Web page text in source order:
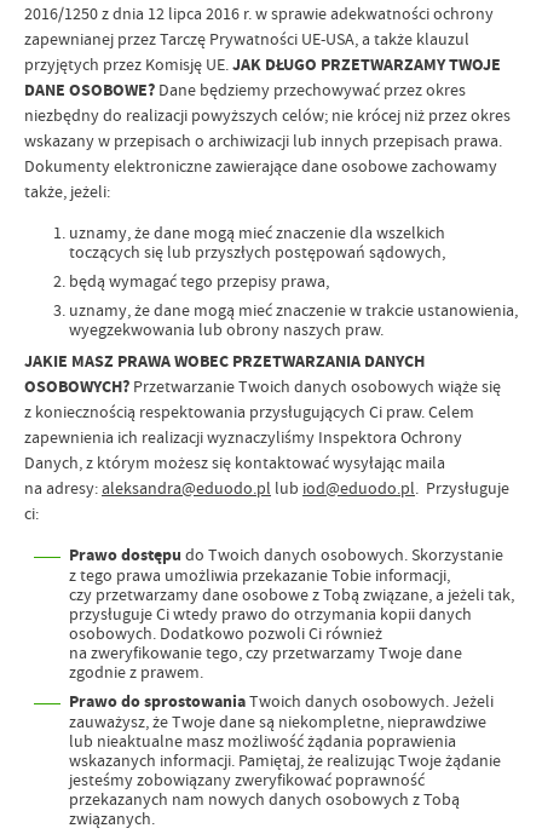
2016/1250 z dnia 12 lipca 2016 r. w sprawie adekwatności ochrony
zapewnianej przez Tarczę Prywatności UE-USA, a także klauzul
przyjętych przez Komisję UE. JAK DŁUGO PRZETWARZAMY TWOJE
DANE OSOBOWE? Dane będziemy przechowywać przez okres
niezbędny do realizacji powyższych celów; nie krócej niż przez okres
wskazany w przepisach o archiwizacji lub innych przepisach prawa.
Dokumenty elektroniczne zawierające dane osobowe zachowamy
także, jeżeli:
uznamy, że dane mogą mieć znaczenie dla wszelkich
toczących się lub przyszłych postępowań sądowych,
będą wymagać tego przepisy prawa,
uznamy, że dane mogą mieć znaczenie w trakcie ustanowienia,
wyegzekwowania lub obrony naszych praw.
JAKIE MASZ PRAWA WOBEC PRZETWARZANIA DANYCH
OSOBOWYCH? Przetwarzanie Twoich danych osobowych wiąże się
z koniecznością respektowania przysługujących Ci praw. Celem
zapewnienia ich realizacji wyznaczyliśmy Inspektora Ochrony
Danych, z którym możesz się kontaktować wysyłając maila
na adresy:aleksandra@eduodo.pl lub iod@eduodo.pl . Przysługuje
ci:
Prawo dostępu do Twoich danych osobowych. Skorzystanie
z tego prawa umożliwia przekazanie Tobie informacji,
czy przetwarzamy dane osobowe z Tobą związane, a jeżeli tak,
przysługuje Ci wtedy prawo do otrzymania kopii danych
osobowych. Dodatkowo pozwoli Ci również
na zweryfikowanie tego, czy przetwarzamy Twoje dane
zgodnie z prawem.
Prawo do sprostowaniaTwoich danych osobowych. Jeżeli
zauważysz, że Twoje dane są niekompletne, nieprawdziwe
lub nieaktualne masz możliwość żądania poprawienia
wskazanych informacji. Pamiętaj, że realizując Twoje żądanie
jesteśmy zobowiązany zweryfikować poprawność
przekazanych nam nowych danych osobowych z Tobą
związanych.